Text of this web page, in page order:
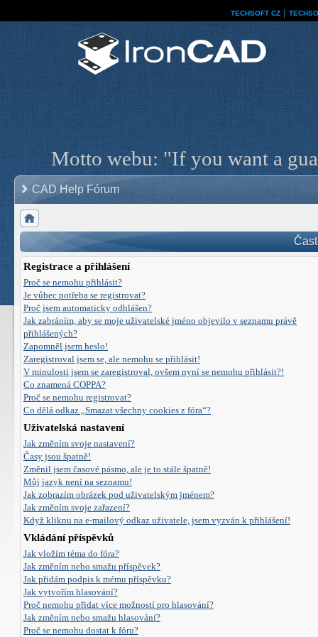
TECHSOFT CZ
Motto webu: "If you want a
CAD Help Fórum
Registrace a přihlášení
Proč se nemohu přihlásit?
Je vůbec potřeba se registrovat?
Proč jsem automaticky odhlášen?
Jak zabráním, aby se moje uživatelské jméno objevilo v seznamu právě
přihlášených?
Zapomněl jsem heslo!
Zaregistroval jsem se, ale nemohu se přihlásit!
V minulosti jsem se zaregistroval, ovšem nyní se nemohu přihlásit?!
Co znamená COPPA?
Proč se nemohu registrovat?
Co dělá odkaz „Smazat všechny cookies z fóra“?
Uživatelská nastavení
Jak změním svoje nastavení?
Časy jsou špatně!
Změnil jsem časové pásmo, ale je to stále špatně!
Můj jazyk není na seznamu!
Jak zobrazím obrázek pod uživatelským jménem?
Jak změním svoje zařazení?
Když kliknu na e-mailový odkaz uživatele, jsem vyzván k přihlášení!
Vkládání příspěvků
Jak vložím téma do fóra?
Jak změním nebo smažu příspěvek?
Jak přidám podpis k mému příspěvku?
Jak vytvořím hlasování?
Proč nemohu přidat více možností pro hlasování?
Jak změním nebo smažu hlasování?
Proč se nemohu dostat k fóru?